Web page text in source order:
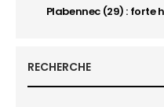
Plabennec (29) : forte
RECHERCHE